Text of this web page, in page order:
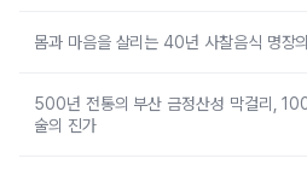
몸과 마음을 살리는 40년 사찰음식 명장
500년 전통의 부산 금정산성 막걸리,
술의 진가